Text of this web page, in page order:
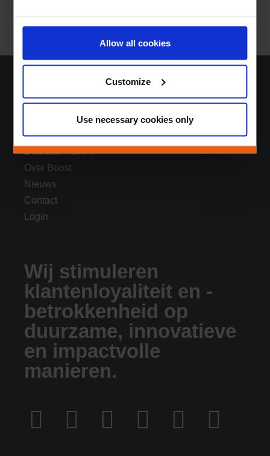
Allow all cookies
Customize
Use necessary cookies only
Oplossingen
Duurzaam DNA
Over Boost
Nieuws
Contact
Login
Wij stimuleren
klantenloyaliteit en -
betrokkenheid op
duurzame, innovatieve
en impactvolle
manieren.